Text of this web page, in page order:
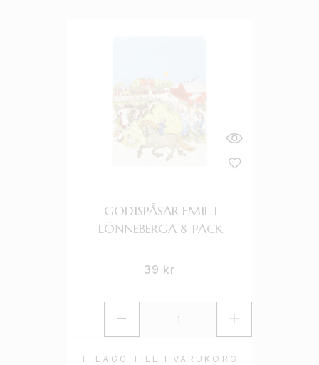
LÄGG TILL I VARUKORG
GODISPÅSAR EMIL I
LÖNNEBERGA 8-PACK
39 kr